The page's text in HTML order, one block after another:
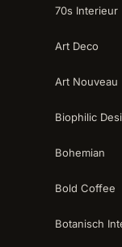
70s Interieur
Art Deco
Art Nouveau
Biophilic
Bohemian
Bold Coffee
Botanisch